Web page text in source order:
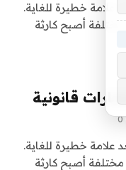
علامة خطيرة للغاية.
أصبح كارثة
قانونية
0
علامة خطيرة للغاية.
أصبح كارثة